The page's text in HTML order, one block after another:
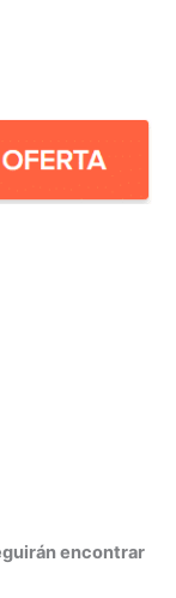
encontrar